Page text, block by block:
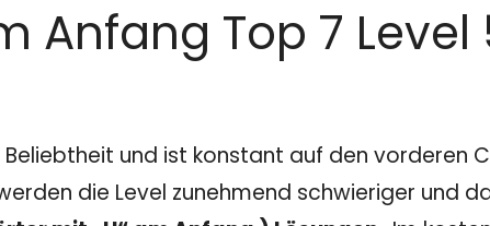
Anfang Top 7
und ist konstant auf den vorderen
die Level zunehmend schwieriger und